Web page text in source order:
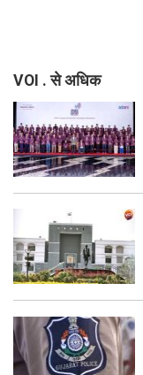
VOI . से अधिक